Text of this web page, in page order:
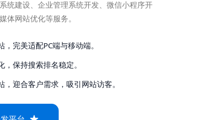
统建设、企业管理系统开发、微信小程序开
体网站优化等服务。
完美适配PC端与移动端。
保持搜索排名稳定。
迎合客户需求，吸引网站访客。